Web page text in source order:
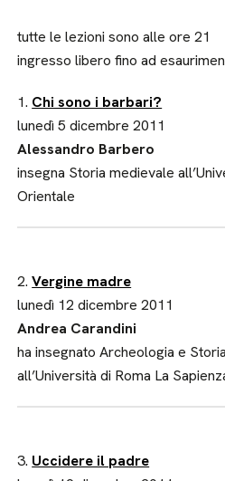
tutte le lezioni sono alle ore 21
ingresso libero fino ad
1. Chi sono i barbari?
lunedì 5 dicembre 2011
Alessandro Barbero
insegna Storia medievale
Orientale
2.Vergine madre
lunedì 12 dicembre 2011
Andrea Carandini
ha insegnato Archeologia e
all’Università di Roma La
3. Uccidere il padre